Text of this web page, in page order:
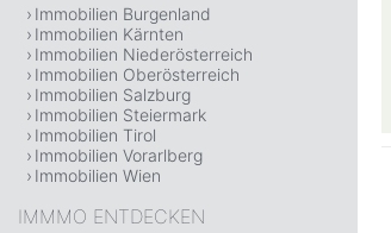
Immobilien Burgenland
Immobilien Kärnten
Immobilien Niederösterreich
Immobilien Oberösterreich
Immobilien Salzburg
Immobilien Steiermark
Immobilien Tirol
Immobilien Vorarlberg
Immobilien Wien
IMMMO ENTDECKEN